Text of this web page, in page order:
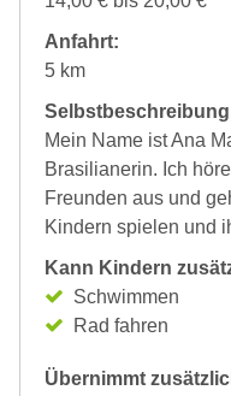
Anfahrt:
5 km
Mein Name ist Ana
Brasilianerin. Ich
Freunden aus und
Kindern spielen und
Kann Kindern
Schwimmen
Rad fahren
Übernimmt